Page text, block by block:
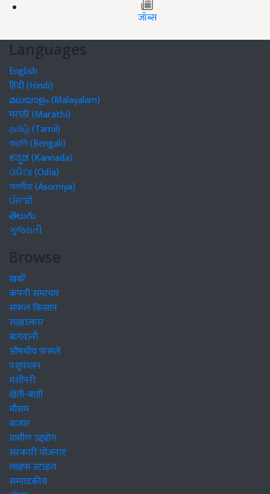
जॉब्स
Languages
English
हिंदी (Hindi)
മലയാളം (Malayalam)
मराठी (Marathi)
தமிழ் (Tamil)
বাঙালি (Bengali)
ಕನ್ನಡ (Kannada)
ଓଡିଆ (Odia)
অসমীয়া (Asomiya)
ਪੰਜਾਬੀ
తెలుగు
ગુજરાતી
Browse
खबरें
कंपनी समाचार
सफल किसान
साक्षात्कार
बागवानी
औषधीय फसलें
पशुपालन
मशीनरी
खेती-बाड़ी
मौसम
बाजार
ग्रामीण उद्द्योग
सरकारी योजनाएं
लाइफ स्टाइल
सम्पादकीय